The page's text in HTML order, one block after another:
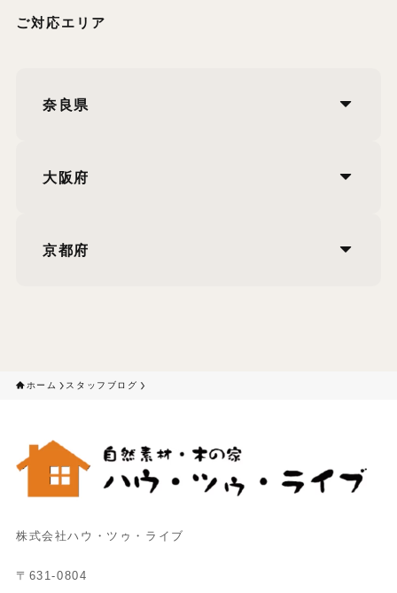
ご対応エリア
奈良県
大阪府
京都府
ホーム スタッフブログ
株式会社ハウ・ツゥ・ライブ
〒631-0804